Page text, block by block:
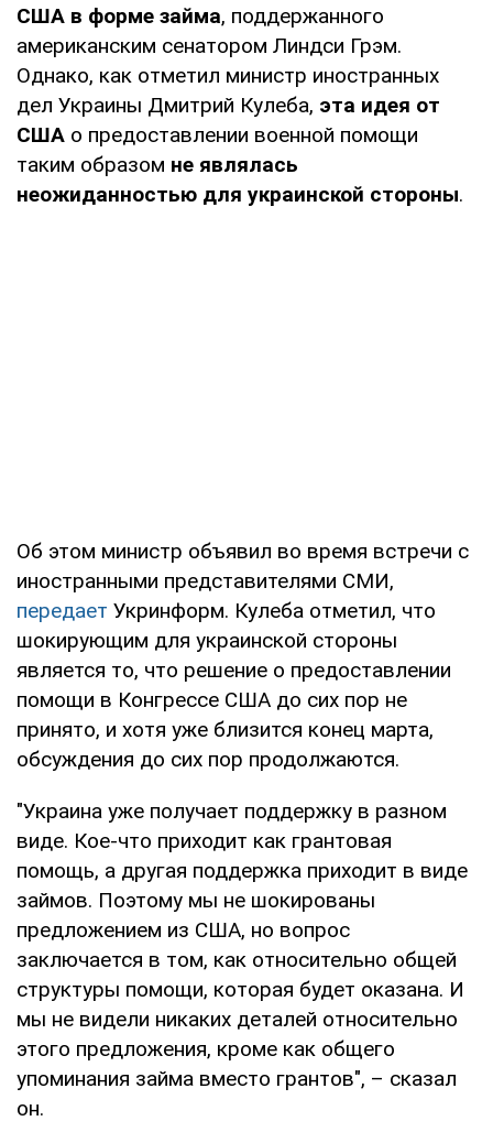
США в форме займа, поддержанного
американским сенатором Линдси Грэм.
Однако, как отметил министр иностранных
дел Украины Дмитрий Кулеба, эта идея от
США о предоставлении военной помощи
таким образом не являлась
неожиданностью для украинской стороны.
Об этом министр объявил во время встречи с
иностранными представителями СМИ,
передает Укринформ. Кулеба отметил, что
шокирующим для украинской стороны
является то, что решение о предоставлении
помощи в Конгрессе США до сих пор не
принято, и хотя уже близится конец марта,
обсуждения до сих пор продолжаются.
"Украина уже получает поддержку в разном
виде. Кое-что приходит как грантовая
помощь, а другая поддержка приходит в виде
займов. Поэтому мы не шокированы
предложением из США, но вопрос
заключается в том, как относительно общей
структуры помощи, которая будет оказана. И
мы не видели никаких деталей относительно
этого предложения, кроме как общего
упоминания займа вместо грантов", – сказал
он.